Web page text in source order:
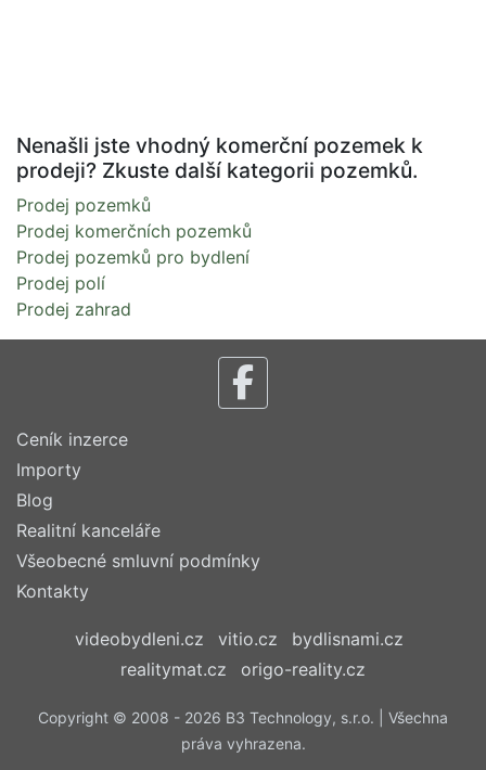
Nenašli jste vhodný komerční pozemek k
prodeji? Zkuste další kategorii pozemků.
Prodej pozemků
Prodej komerčních pozemků
Prodej pozemků pro bydlení
Prodej polí
Prodej zahrad
Ceník inzerce
Importy
Blog
Realitní kanceláře
Všeobecné smluvní podmínky
Kontakty
videobydleni.cz vitio.cz
bydlisnami.cz
realitymat.cz
origo-reality.cz
Copyright © 2008 - 2026 B3 Technology, s.r.o. | Všechna
práva vyhrazena.